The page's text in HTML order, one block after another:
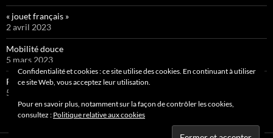
« jouet français »
2 avril 2023
Mobilité douce
5 mars 2023
Pipelette 9
5 février 2023
Confidentialité et cookies : ce site utilise des cookies. En continuant à utiliser
ce site Web, vous acceptez leur utilisation.
Pour en savoir plus, notamment sur la façon de contrôler les cookies,
consultez : Politique relative aux cookies